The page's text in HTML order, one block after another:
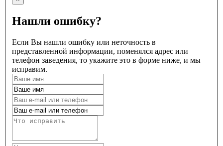
Нашли ошибку?
Если Вы нашли ошибку или неточность в
представленной информации, поменялся адрес или
телефон заведения, то укажите это в форме ниже, и мы
исправим.